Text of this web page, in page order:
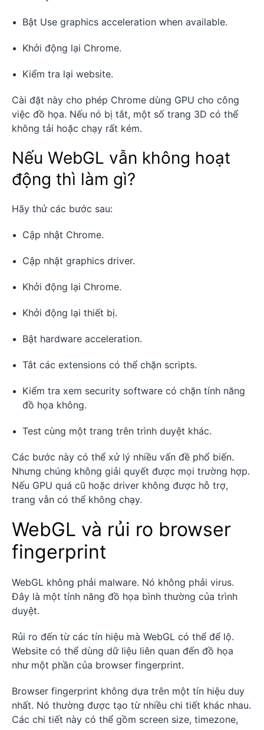
Bật Use graphics acceleration when available.
Khởi động lại Chrome.
Kiểm tra lại website.
Cài đặt này cho phép Chrome dùng GPU cho công
việc đồ họa. Nếu nó bị tắt, một số trang 3D có thể
không tải hoặc chạy rất kém.
Nếu WebGL vẫn không hoạt
động thì làm gì?
Hãy thử các bước sau:
Cập nhật Chrome.
Cập nhật graphics driver.
Khởi động lại Chrome.
Khởi động lại thiết bị.
Bật hardware acceleration.
Tắt các extensions có thể chặn scripts.
Kiểm tra xem security software có chặn tính năng
đồ họa không.
Test cùng một trang trên trình duyệt khác.
Các bước này có thể xử lý nhiều vấn đề phổ biến.
Nhưng chúng không giải quyết được mọi trường hợp.
Nếu GPU quá cũ hoặc driver không được hỗ trợ,
trang vẫn có thể không chạy.
WebGL và rủi ro browser
fingerprint
WebGL không phải malware. Nó không phải virus.
Đây là một tính năng đồ họa bình thường của trình
duyệt.
Rủi ro đến từ các tín hiệu mà WebGL có thể để lộ.
Website có thể dùng dữ liệu liên quan đến đồ họa
như một phần của browser fingerprint.
Browser fingerprint không dựa trên một tín hiệu duy
nhất. Nó thường được tạo từ nhiều chi tiết khác nhau.
Các chi tiết này có thể gồm screen size, timezone,